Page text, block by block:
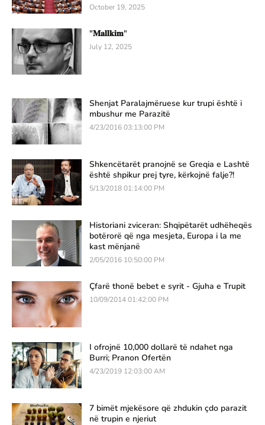
October 19, 2025
"𝐌𝐚𝐥𝐥𝐤𝐢𝐦"
July 12, 2025
Shenjat Paralajmëruese kur trupi është i
mbushur me Parazitë
4/23/2016 03:13:00 PM
Shkencëtarët pranojnë se Greqia e Lashtë
është shpikur prej tyre, kërkojnë falje?!
5/13/2018 01:14:00 PM
Historiani zviceran: Shqipëtarët udhëheqës
botërorë që nga mesjeta, Europa i la me
kast mënjanë
2/05/2016 10:50:00 PM
Çfarë thonë bebet e syrit - Gjuha e Trupit
10/09/2014 01:42:00 PM
I ofrojnë 10,000 dollarë të ndahet nga
Burri; Pranon Ofertën
4/23/2019 12:03:00 AM
7 bimët mjekësore që zhdukin çdo parazit
në trupin e njeriut